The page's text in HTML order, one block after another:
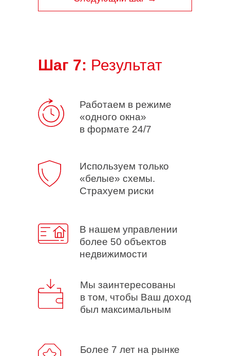
Шаг 7: Результат
Работаем в режиме
«одного окна»
в формате 24/7
Используем только
«белые» схемы.
Страхуем риски
В нашем управлении
более 50 объектов
недвижимости
Мы заинтересованы
в том, чтобы Ваш доход
был максимальным
Более 7 лет на рынке